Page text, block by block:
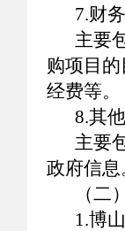
7.财
主要
购项目
经费等。
8.其
主要
政府信息
（二
1.博